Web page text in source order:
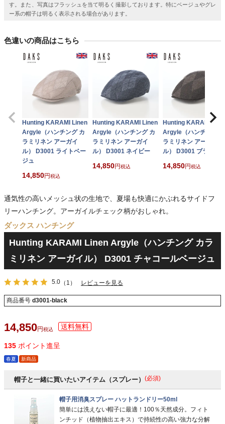
す。また、写真はフラッシュを当て明るく撮影しております。特にベージュやグレ
ー系の帽子は明るく表示される場合があります。
色違いの商品はこちら
Hunting KARAMI Linen
Argyle（ハンチング カ
ラミリネン アーガイ
ル） D3001 ライトベー
ジュ
14,850 税込
Hunting KARAMI Linen
Argyle（ハンチング カ
ラミリネン アーガイ
ル） D3001 ネイビー
14,850 税込
Hunting KARAMI
Argyle（ハンチング カ
ラミリネン アーガイ
ル） D3001 ブラウン
14,850 税込
通気性の高いメッシュ状の生地で、夏場も快適にかぶれるサイドフ
リーハンチング。アーガイルチェック柄がおしゃれ。
ダックス ハンチング
Hunting KARAMI Linen Argyle（ハンチング カラ
ミリネン アーガイル） D3001 チャコールベージュ
5.0 （1） レビューを見る
商品番号 d3001-black
14,850 税込
135 ポイント進呈
春夏 新商品
帽子と一緒に買いたいアイテム（スプレー） (必須)
帽子用消臭スプレー ハットランドリー50ml
簡単には洗えない帽子に最適！100％天然成分。フィト
ンチッド（植物抽出エキス）で持続性の高い強力な分解